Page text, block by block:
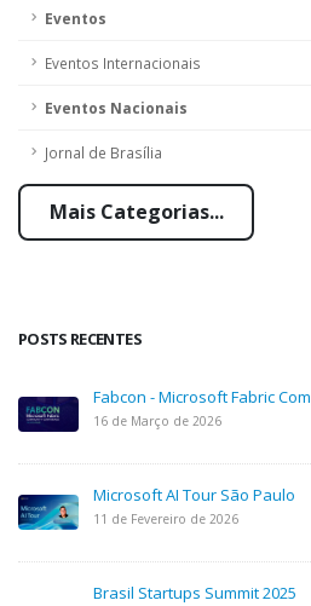
Eventos
Eventos Internacionais
Eventos Nacionais
Jornal de Brasília
Mais Categorias...
POSTS RECENTES
Fabcon - Microsoft Fabric
16 de Março de 2026
Microsoft AI Tour São Paulo
11 de Fevereiro de 2026
Brasil Startups Summit 2025